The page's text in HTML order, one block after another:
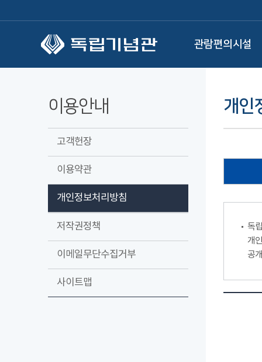
관람편의시설
이용안내
고객헌장
이용약관
개인정보처리방침
저작권정책
이메일무단수집거부
사이트맵
개인
독
개
공